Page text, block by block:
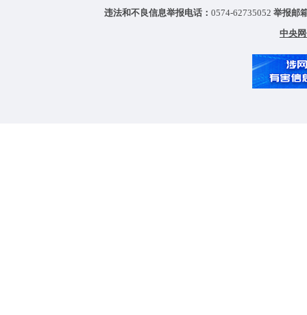
违法和不良信息举报电话： 0574-62735052 举报邮
中央